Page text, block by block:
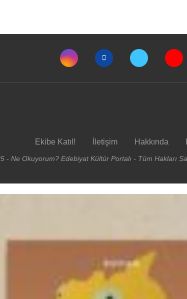
Ekibe Katıl! İletişim Hakkında
- Ne Okuyorum? Edebiyat Kültür Portalı - Tüm Hakları